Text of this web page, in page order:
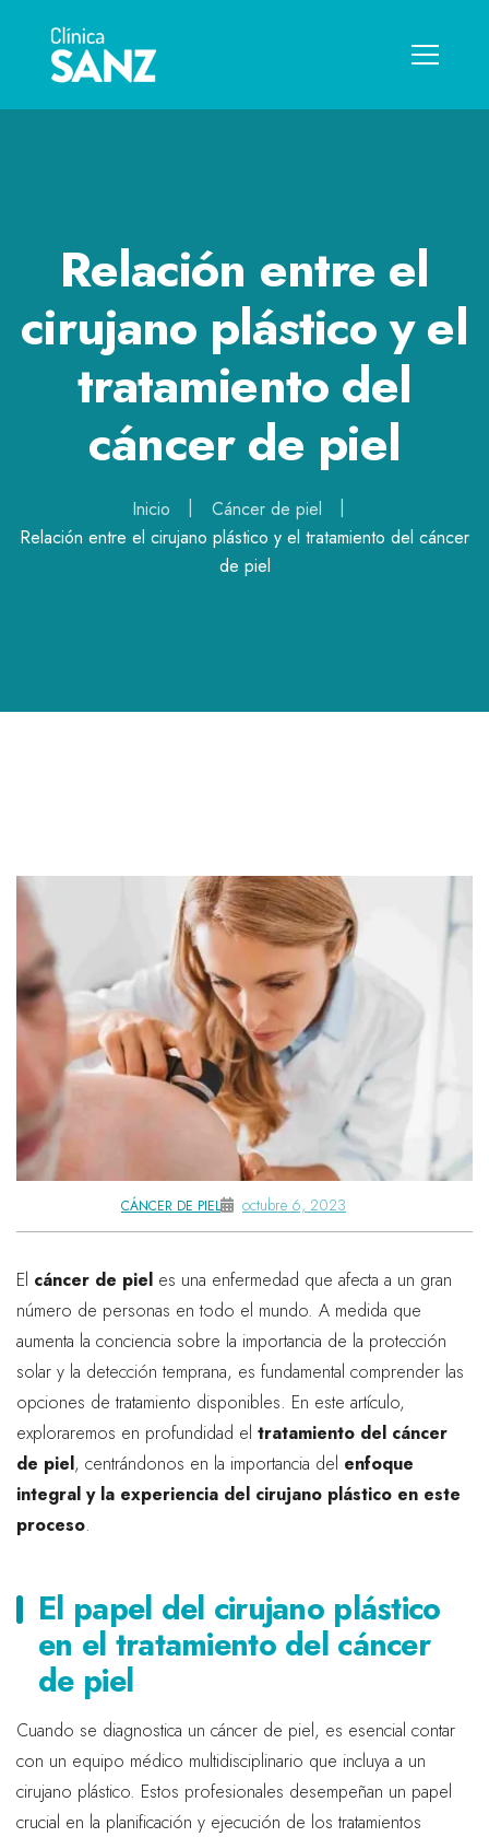
Relación entre el
cirujano plástico y el
tratamiento del
cáncer de piel
Inicio
Cáncer de piel
Relación entre el cirujano plástico y el tratamiento del cáncer
de piel
CÁNCER DE PIEL octubre 6, 2023
El cáncer de piel es una enfermedad que afecta a un gran
número de personas en todo el mundo. A medida que
aumenta la conciencia sobre la importancia de la protección
solar y la detección temprana, es fundamental comprender las
opciones de tratamiento disponibles. En este artículo,
exploraremos en profundidad el tratamiento del cáncer
de piel, centrándonos en la importancia del enfoque
integral y la experiencia del cirujano plástico en este
proceso.
El papel del cirujano plástico
en el tratamiento del cáncer
de piel
Cuando se diagnostica un cáncer de piel, es esencial contar
con un equipo médico multidisciplinario que incluya a un
cirujano plástico. Estos profesionales desempeñan un papel
crucial en la planificación y ejecución de los tratamientos